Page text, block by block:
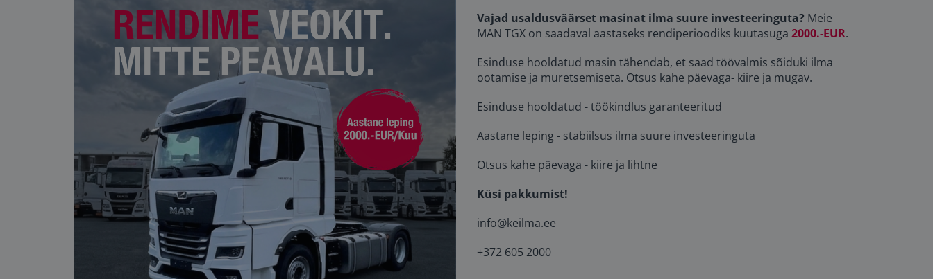
Vajad usaldusväärset masinat ilma suure investeeringuta? Meie
MAN TGX on saadaval aastaseks rendiperioodiks kuutasuga 2000.-EUR.
Esinduse hooldatud masin tähendab, et saad töövalmis sõiduki ilma
ootamise ja muretsemiseta. Otsus kahe päevaga- kiire ja mugav.
Esinduse hooldatud - töökindlus garanteeritud
Aastane leping - stabiilsus ilma suure investeeringuta
Otsus kahe päevaga - kiire ja lihtne
Küsi pakkumist!
info@keilma.ee
+372 605 2000